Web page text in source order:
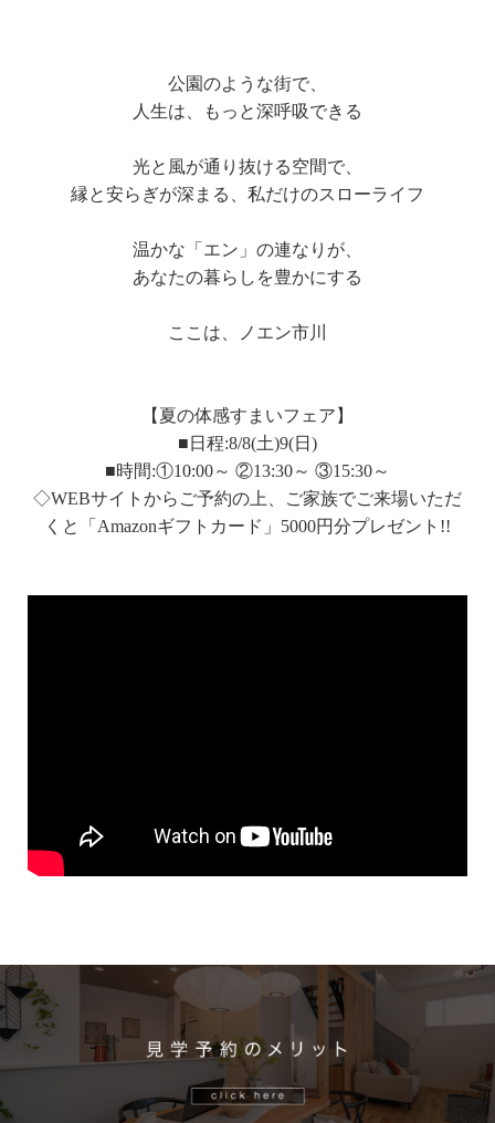
公園のような街で、
人生は、もっと深呼吸できる
光と風が通り抜ける空間で、
縁と安らぎが深まる、私だけのスローライフ
温かな「エン」の連なりが、
あなたの暮らしを豊かにする
ここは、ノエン市川
【夏の体感すまいフェア】
■日程:8/8(土)9(日)
■時間:①10:00～ ②13:30～ ③15:30～
◇WEBサイトからご予約の上、ご家族でご来場いただ
くと「Amazonギフトカード」5000円分プレゼント!!